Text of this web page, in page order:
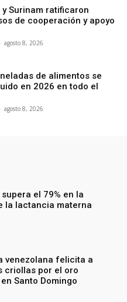
Surinam ratificaron
de cooperación y apoyo
- agosto 8, 2026
de alimentos se
en 2026 en todo el
- agosto 8, 2026
el 79% en la
la lactancia materna
venezolana felicita a
criollas por el oro
Santo Domingo